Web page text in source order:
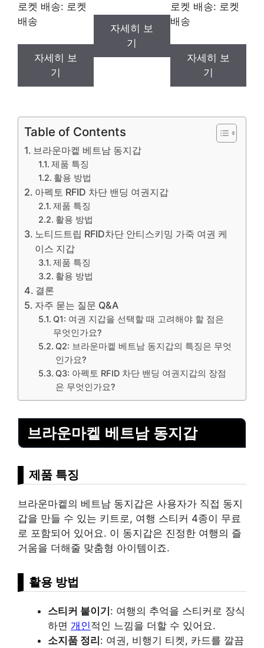
로켓 배송: 로켓
배송
자세히 보
기
자세히 보
기
로켓 배송: 로켓
배송
자세히 보
기
Table of Contents
브라운마켙 베트남 동지갑
제품 특징
활용 방법
아펙토 RFID 차단 밴딩 여권지갑
제품 특징
활용 방법
노티드트립 RFID차단 안티스키밍 가죽 여권 케
이스 지갑
제품 특징
활용 방법
결론
자주 묻는 질문 Q&A
Q1: 여권 지갑을 선택할 때 고려해야 할 점은
무엇인가요?
Q2: 브라운마켙 베트남 동지갑의 특징은 무엇
인가요?
Q3: 아펙토 RFID 차단 밴딩 여권지갑의 장점
은 무엇인가요?
브라운마켙 베트남 동지갑
제품 특징
브라운마켙의 베트남 동지갑은 사용자가 직접 동지
갑을 만들 수 있는 키트로, 여행 스티커 4종이 무료
로 포함되어 있어요. 이 동지갑은 진정한 여행의 즐
거움을 더해줄 맞춤형 아이템이죠.
활용 방법
스티커 붙이기: 여행의 추억을 스티커로 장식
하면 개인적인 느낌을 더할 수 있어요.
소지품 정리: 여권, 비행기 티켓, 카드를 깔끔